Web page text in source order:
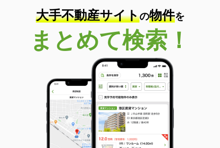
大手不動産サイトの物件を
まとめて検索！